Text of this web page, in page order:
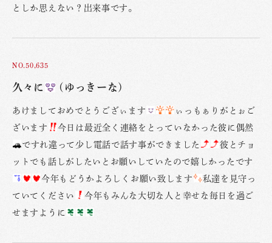
としか思えない？出来事です。
NO.50,635
久々に (ゆっきーな)
あけましておめでとうござぃます
ぃっもぁりがとぉご
ざいます
今日は最近全く連絡をとっていなかった彼に偶然
ですれ違って少し電話で話す事ができました
彼とチョ
ットでも話しがしたいとお願いしていたので嬉しかったです
今年もどうかよろしくお願い致します
私達を見守っ
ていてください
今年もみんな大切な人と幸せな毎日を過ご
せますように